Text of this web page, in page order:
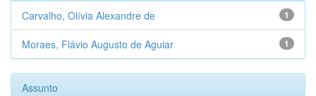
1
Carvalho, Olívia Alexandre de
1
Moraes, Flávio Augusto de Aguiar
Assunto